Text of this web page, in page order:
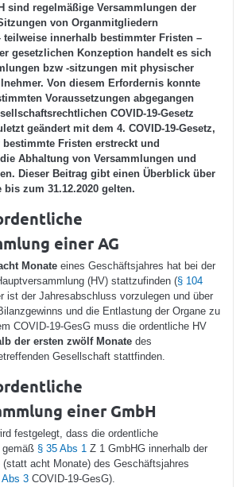
sind regelmäßige Versammlungen der
von Organmitgliedern
teilweise innerhalb bestimmter Fristen –
gesetzlichen Konzeption handelt es sich
bzw -sitzungen mit physischer
Von diesem Erfordernis konnte
Voraussetzungen abgegangen
COVID-19-Gesetz
geändert mit dem 4. COVID-19-Gesetz,
bestimmte Fristen erstreckt und
Abhaltung von Versammlungen und
Dieser Beitrag gibt einen Überblick über
zum 31.12.2020 gelten.
einer AG
Monateeines Geschäftsjahres hat bei der
(HV) stattzufinden (§ 104
ist der Jahresabschluss vorzulegen und über
und die Entlastung der Organe zu
COVID-19-GesG muss die ordentliche HV
der ersten zwölf Monatedes
Gesellschaft stattfinden.
einer GmbH
festgelegt, dass die ordentliche
gemäß § 35 Abs 1 Z 1 GmbHG innerhalb der
(statt acht Monate) des Geschäftsjahres
3COVID-19-GesG).